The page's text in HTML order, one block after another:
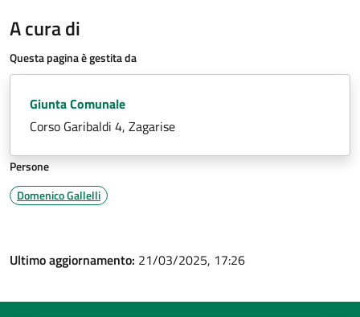
A cura di
Questa pagina è gestita da
Giunta Comunale
Corso Garibaldi 4, Zagarise
Persone
Domenico Gallelli
Ultimo aggiornamento: 21/03/2025, 17:26